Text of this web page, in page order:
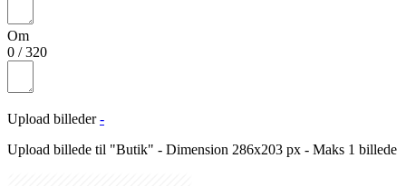
Om
0 /320
Upload billeder -
Upload billede til "Butik" - Dimension 286x203 px - Maks 1 billede